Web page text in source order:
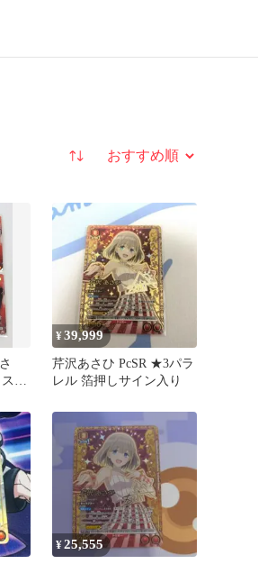
並び替え
ス
¥39,999
芹沢あさひ PcSR ★3パラ
レル 箔押しサイン入り
¥25,555